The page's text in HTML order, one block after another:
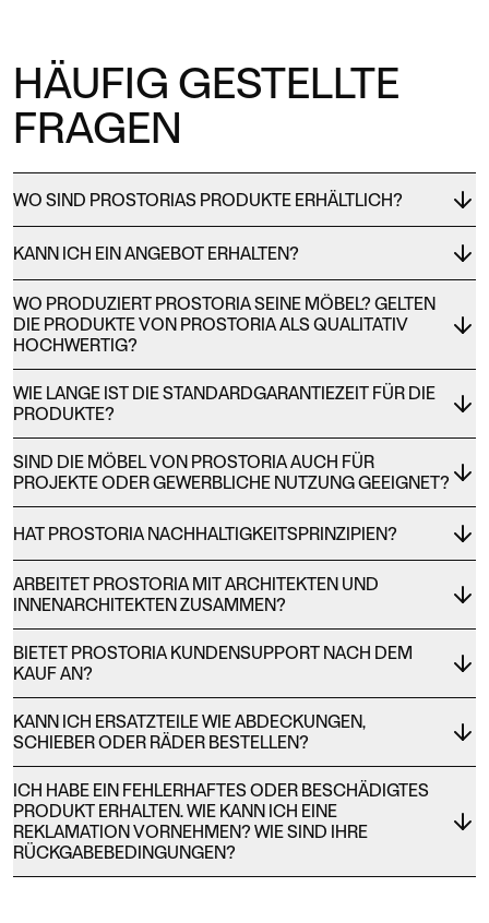
HÄUFIG GESTELLTE
FRAGEN
WO SIND PROSTORIAS PRODUKTE ERHÄLTLICH?
KANN ICH EIN ANGEBOT ERHALTEN?
WO PRODUZIERT PROSTORIA SEINE MÖBEL? GELTEN
DIE PRODUKTE VON PROSTORIA ALS QUALITATIV
HOCHWERTIG?
WIE LANGE IST DIE STANDARDGARANTIEZEIT FÜR DIE
PRODUKTE?
SIND DIE MÖBEL VON PROSTORIA AUCH FÜR
PROJEKTE ODER GEWERBLICHE NUTZUNG GEEIGNET?
HAT PROSTORIA NACHHALTIGKEITSPRINZIPIEN?
ARBEITET PROSTORIA MIT ARCHITEKTEN UND
INNENARCHITEKTEN ZUSAMMEN?
BIETET PROSTORIA KUNDENSUPPORT NACH DEM
KAUF AN?
KANN ICH ERSATZTEILE WIE ABDECKUNGEN,
SCHIEBER ODER RÄDER BESTELLEN?
ICH HABE EIN FEHLERHAFTES ODER BESCHÄDIGTES
PRODUKT ERHALTEN. WIE KANN ICH EINE
REKLAMATION VORNEHMEN? WIE SIND IHRE
RÜCKGABEBEDINGUNGEN?